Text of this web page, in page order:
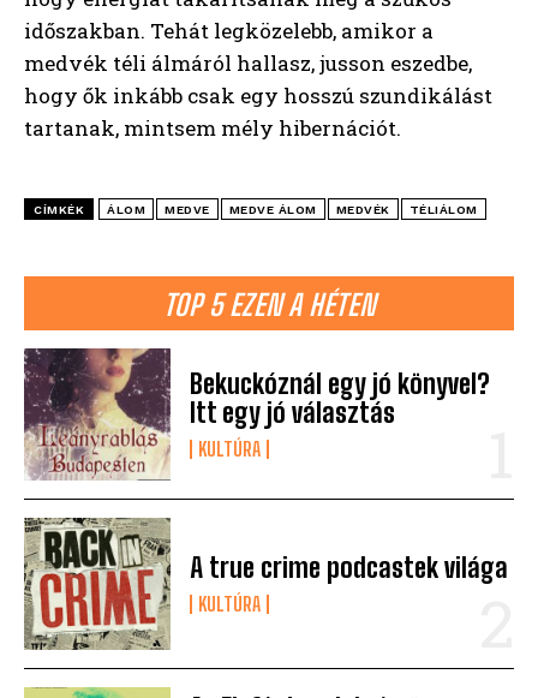
TOP 5 EZEN A HÉTEN
Bekuckóznál egy jó könyvel?
Itt egy jó választás
KULTÚRA
A true crime podcastek világa
KULTÚRA
időszakban. Tehát legközelebb, amikor a
medvék téli álmáról hallasz, jusson eszedbe,
hogy ők inkább csak egy hosszú szundikálást
tartanak, mintsem mély hibernációt.
CÍMKÉK ÁLOM MEDVE MEDVE ÁLOM MEDVÉK TÉLIÁLOM